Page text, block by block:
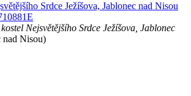
Srdce Ježíšova, Jablonec nad Nisou
Nejsvětějšího Srdce Ježíšova, Jablonec
nad Nisou)